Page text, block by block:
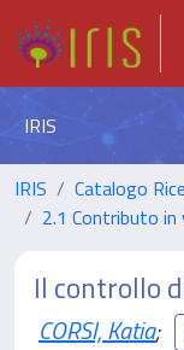
IRIS
IRIS Catalogo
2.1 Contributo in
Il controllo
CORSI, Katia;